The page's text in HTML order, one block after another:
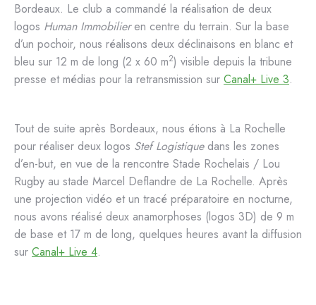
Bordeaux. Le club a commandé la réalisation de deux
logos Human Immobilieren centre du terrain. Sur la base
d’un pochoir, nous réalisons deux déclinaisons en blanc et
bleu sur 12 m de long (2 x 60 m2) visible depuis la tribune
presse et médias pour la retransmission sur Canal+ Live 3.
Tout de suite après Bordeaux, nous étions à La Rochelle
pour réaliser deux logos Stef Logistiquedans les zones
d’en-but, en vue de la rencontre Stade Rochelais / Lou
Rugby au stade Marcel Deflandre de La Rochelle. Après
une projection vidéo et un tracé préparatoire en nocturne,
nous avons réalisé deux anamorphoses (logos 3D) de 9 m
de base et 17 m de long, quelques heures avant la diffusion
sur Canal+ Live 4.